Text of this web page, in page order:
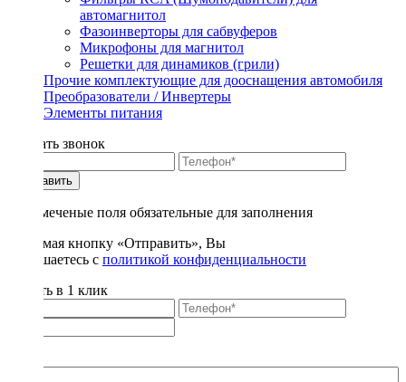
автомагнитол
Фазоинверторы для сабвуферов
Микрофоны для магнитол
Решетки для динамиков (грили)
Прочие комплектующие для дооснащения автомобиля
Преобразователи / Инвертеры
Элементы питания
Заказать звонок
Отправить
* - отмеченые поля обязательные для заполнения
Нажимая кнопку «Отправить», Вы
соглашаетесь с политикой конфиденциальности
Купить в 1 клик